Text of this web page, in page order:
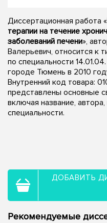
Диссертационная работа «
терапии на течение
заболеваний печени»,
Валерьевич, относится к
по специальности
городе Тюмень в 2010
Внутренний код товара:
представлены основные
включая название,
специальности.
ДОБАВИТЬ
Рекомендуемые